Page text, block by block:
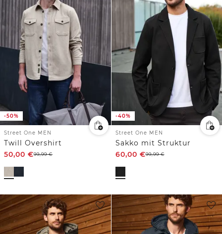
-50%
Street One MEN
Twill Overshirt
50,00 €99,99€
-40%
Street One MEN
Sakko mit Struktur
60,00 €99,99€